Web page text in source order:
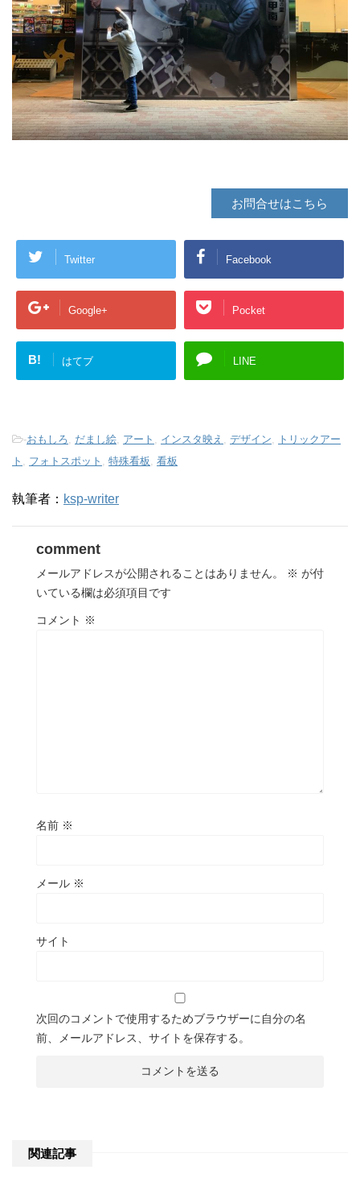
お問合せはこちら
Twitter Facebook
Google+ Pocket
B! はてブ LINE
-おもしろ, だまし絵, アート , インスタ映え , デザイン,
トリックアー
ト , フォトスポット , 特殊看板, 看板
執筆者： ksp-writer
comment
メールアドレスが公開されることはありません。 ※ が付
いている欄は必須項目です
コメント ※
名前 ※
メール ※
サイト
次回のコメントで使用するためブラウザーに自分の名
前、メールアドレス、サイトを保存する。
関連記事